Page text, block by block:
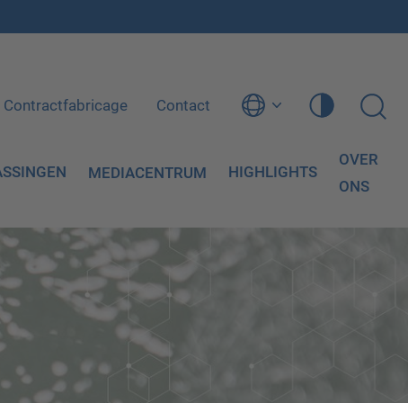
Contractfabricage Contact
MEDIACENTRUM HIGHLIGHTS
OVER
ONS